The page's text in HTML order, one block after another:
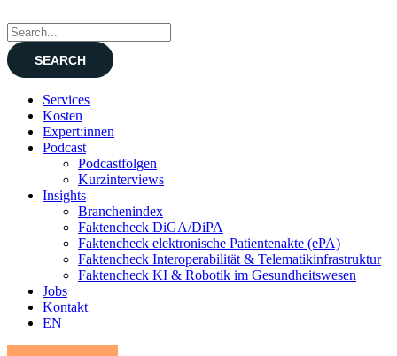
Services
Kosten
Expert:innen
Podcast
Podcastfolgen
Kurzinterviews
Insights
Branchenindex
Faktencheck DiGA/DiPA
Faktencheck elektronische Patientenakte (ePA)
Faktencheck Interoperabilität & Telematikinfrastruktur
Faktencheck KI & Robotik im Gesundheitswesen
Jobs
Kontakt
EN